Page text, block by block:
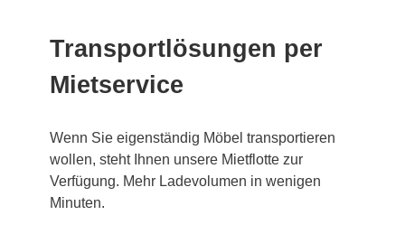
Transportlösungen per
Mietservice
Wenn Sie eigenständig Möbel transportieren
wollen, steht Ihnen unsere Mietflotte zur
Verfügung. Mehr Ladevolumen in wenigen
Minuten.